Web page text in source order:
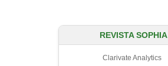
REVISTA SOPHIA
Clarivate Analytics